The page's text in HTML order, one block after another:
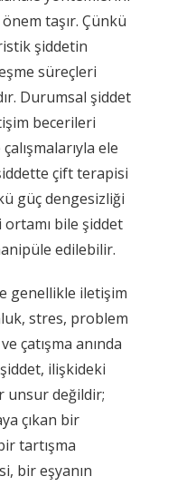
taşır. Çünkü
şiddetin
süreçleri
Durumsal şiddet
becerileri
ele
çift terapisi
güç dengesizliği
bile şiddet
edilebilir.
genellikle iletişim
stres, problem
çatışma anında
ilişkideki
unsur değildir;
çıkan bir
tartışma
bir eşyanın